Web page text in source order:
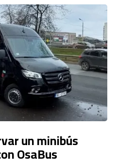
un minibús
OsaBus